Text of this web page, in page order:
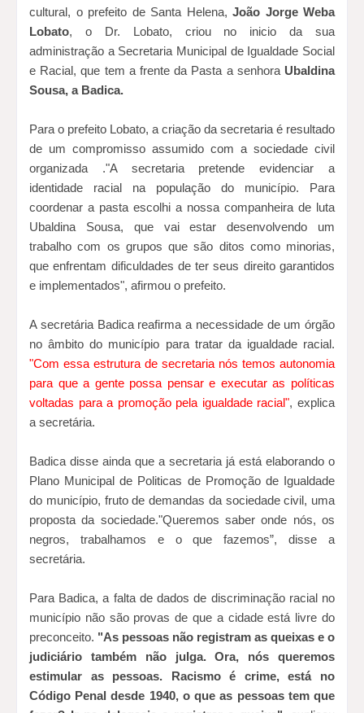
cultural, o prefeito de Santa Helena, João Jorge Weba
Lobato, o Dr. Lobato, criou no inicio da sua
administração a Secretaria Municipal de Igualdade Social
e Racial, que tem a frente da Pasta a senhora Ubaldina
Sousa, a Badica.
Para o prefeito Lobato, a criação da secretaria é resultado
de um compromisso assumido com a sociedade civil
organizada ."A secretaria pretende evidenciar a
identidade racial na população do município. Para
coordenar a pasta escolhi a nossa companheira de luta
Ubaldina Sousa, que vai estar desenvolvendo um
trabalho com os grupos que são ditos como minorias,
que enfrentam dificuldades de ter seus direito garantidos
e implementados", afirmou o prefeito.
A secretária Badica reafirma a necessidade de um órgão
no âmbito do município para tratar da igualdade racial.
"Com essa estrutura de secretaria nós temos autonomia
para que a gente possa pensar e executar as políticas
voltadas para a promoção pela igualdade racial", explica
a secretária.
Badica disse ainda que a secretaria já está elaborando o
Plano Municipal de Politicas de Promoção de Igualdade
do município, fruto de demandas da sociedade civil, uma
proposta da sociedade."Queremos saber onde nós, os
negros, trabalhamos e o que fazemos”, disse a
secretária.
Para Badica, a falta de dados de discriminação racial no
município não são provas de que a cidade está livre do
preconceito. "As pessoas não registram as queixas e o
judiciário também não julga. Ora, nós queremos
estimular as pessoas. Racismo é crime, está no
Código Penal desde 1940, o que as pessoas tem que